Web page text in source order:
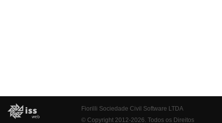
Fiorilli Sociedade Civil Software LTDA
© Copyright 2012-2026. Todos os Direitos